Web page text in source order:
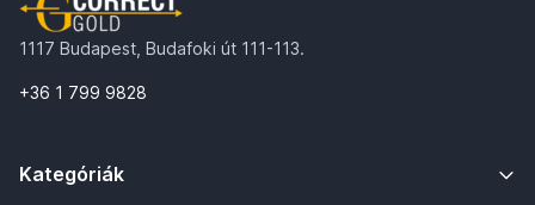
1117 Budapest, Budafoki út 111-113.
+36 1 799 9828
Kategóriák